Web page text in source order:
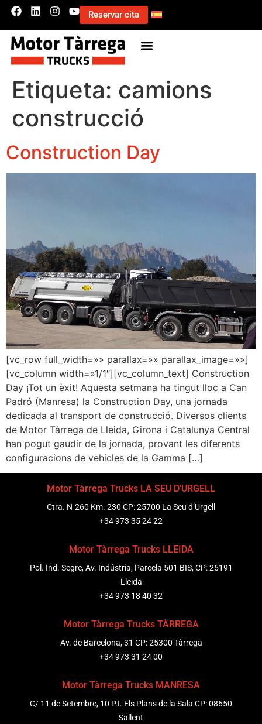
Reservar cita
Etiqueta: camions
construcció
Construction Day
[vc_row full_width=»» parallax=»» parallax_image=»»]
[vc_column width=»1/1″][vc_column_text] Construction
Day ¡Tot un èxit! Aquesta setmana ha tingut lloc a Can
Padró (Manresa) la Construction Day, una jornada
dedicada al transport de construcció. Diversos clients
de Motor Tàrrega de Lleida, Girona i Catalunya Central
han pogut gaudir de la jornada, provant les diferents
configuracions de vehicles de la Gamma […]
Motor Tàrrega Trucks LA SEU D’URGELL
Ctra. N-260 Km. 230 CP: 25700 La Seu d’Urgell
+34 973 35 24 22
Motor Tàrrega Trucks LLEIDA
Pol. Ind. Segre, Av. Indústria, Parcela 501 BIS, CP: 25191
Lleida
+34 973 18 40 32
Motor Tàrrega Trucks TÀRREGA
Av. de Barcelona, 31 CP: 25300 Tàrrega
+34 973 31 24 00
Motor Tàrrega Trucks MANRESA
C/ 11 de Setembre, 10 P.I. Els Plans de la Sala CP: 08650
Sallent